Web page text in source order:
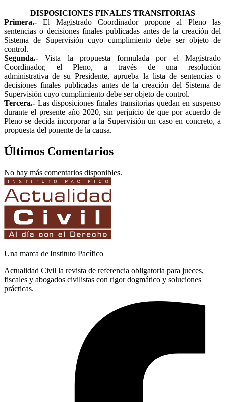
DISPOSICIONES FINALES TRANSITORIAS
Primera.-El Magistrado Coordinador propone al Pleno las
sentencias o decisiones finales publicadas antes de la creación del
Sistema de Supervisión cuyo cumplimiento debe ser objeto de
control.
Segunda.-Vista la propuesta formulada por el Magistrado
Coordinador, el Pleno, a través de una resolución
administrativa de su Presidente, aprueba la lista de sentencias o
decisiones finales publicadas antes de la creación del Sistema de
Supervisión cuyo cumplimiento debe ser objeto de control.
Tercera.-Las disposiciones finales transitorias quedan en suspenso
durante el presente año 2020, sin perjuicio de que por acuerdo de
Pleno se decida incorporar a la Supervisión un caso en concreto, a
propuesta del ponente de la causa.
Últimos Comentarios
No hay más comentarios disponibles.
Una marca de Instituto Pacífico
Actualidad Civil la revista de referencia obligatoria para jueces,
fiscales y abogados civilistas con rigor dogmático y soluciones
prácticas.